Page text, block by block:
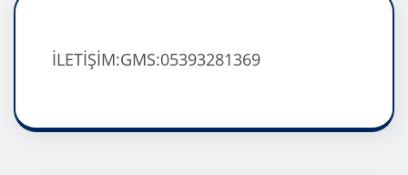
İLETİŞİM:GMS:05393281369